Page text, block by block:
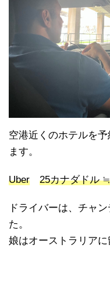
空港近くのホテルを
ます。
Uber 25カナダドル
ドライバーは、チャ
た。
娘はオーストラリアに